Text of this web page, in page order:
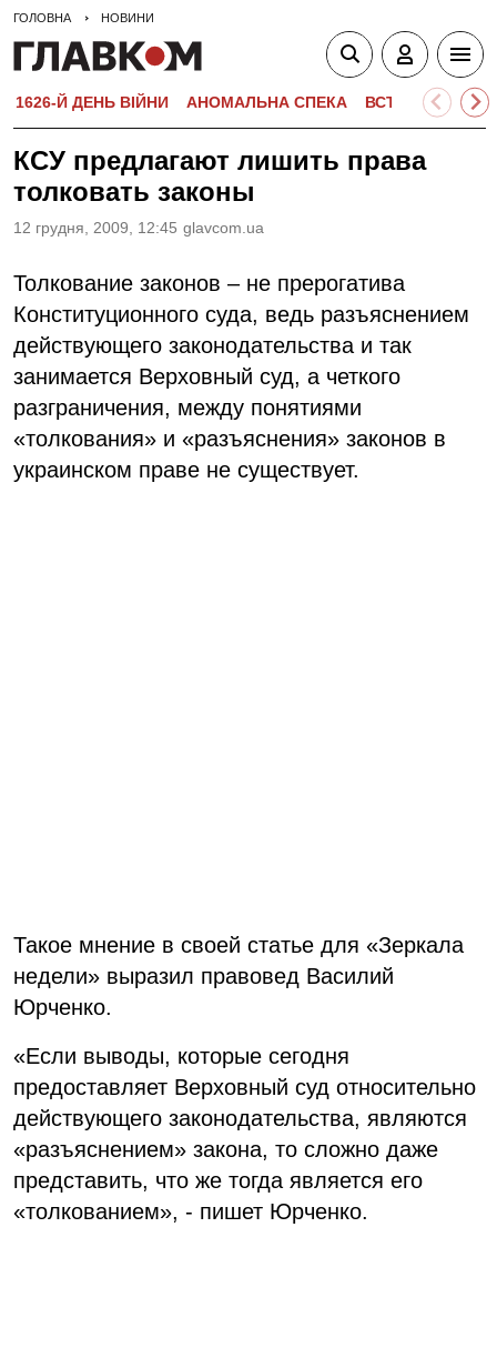
ГОЛОВНА НОВИНИ
1626-Й ДЕНЬ ВІЙНИ АНОМАЛЬНА СПЕКА ВСТУПНА
КСУ предлагают лишить права
толковать законы
12 грудня, 2009, 12:45 glavcom.ua
Толкование законов – не прерогатива
Конституционного суда, ведь разъяснением
действующего законодательства и так
занимается Верховный суд, а четкого
разграничения, между понятиями
«толкования» и «разъяснения» законов в
украинском праве не существует.
Такое мнение в своей статье для «Зеркала
недели» выразил правовед Василий
Юрченко.
«Если выводы, которые сегодня
предоставляет Верховный суд относительно
действующего законодательства, являются
«разъяснением» закона, то сложно даже
представить, что же тогда является его
«толкованием», - пишет Юрченко.